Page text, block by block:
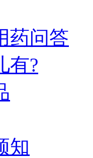
药问答
有?
知